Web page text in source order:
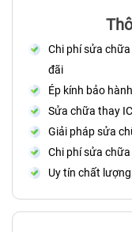
Chi phí sửa
đãi
Ép kính bảo hành
Sửa chữa thay
Giải pháp sửa
Chi phí sửa
Uy tín chất